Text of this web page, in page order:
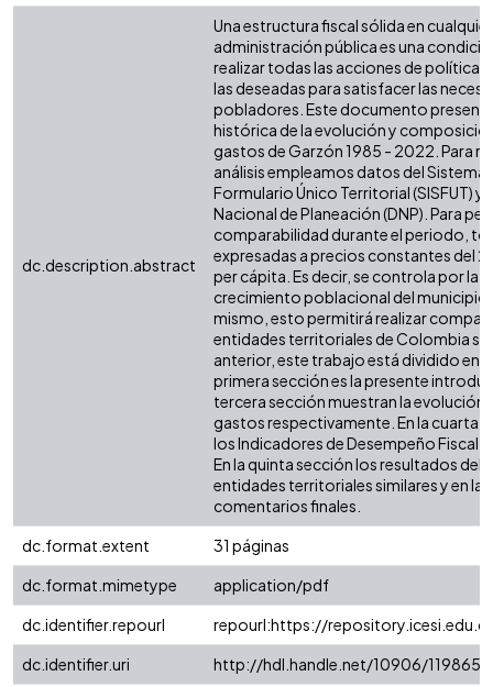
dc.description.abstract
Una estructura fiscal sólida en cualquier
administración pública es una
realizar todas las acciones de política
las deseadas para satisfacer las
pobladores. Este documento
histórica de la evolución y
gastos de Garzón 1985 - 2022. Para
análisis empleamos datos del
Formulario Único Territorial (SISFUT)
Nacional de Planeación (DNP). Para
comparabilidad durante el periodo,
expresadas a precios constantes del
per cápita. Es decir, se controla por la
crecimiento poblacional del municipio
mismo, esto permitirá realizar
entidades territoriales de Colombia
anterior, este trabajo está dividido en
primera sección es la presente
tercera sección muestran la evolución
gastos respectivamente. En la cuarta
los Indicadores de Desempeño Fiscal
En la quinta sección los resultados del
entidades territoriales similares y en la
comentarios finales.
dc.format.extent
31 páginas
dc.format.mimetype
application/pdf
dc.identifier.repourl
repourl:https://
dc.identifier.uri
http://hdl.handle.net/10906/119865